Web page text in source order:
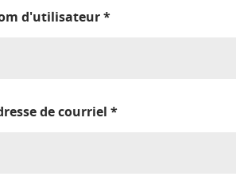
d'utilisateur*
de courriel *